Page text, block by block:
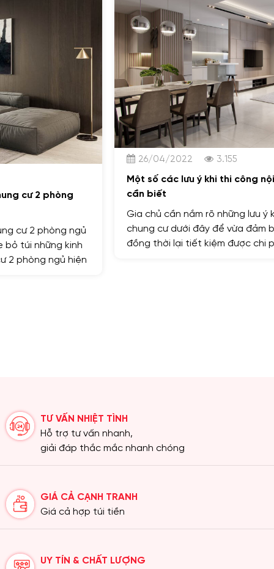
26/04/2022 3.155
Một số các lưu ý khi thi công nội thất chung cư bạn
cần biết
Gia chủ cần nắm rõ những lưu ý khi thi công nội thất
chung cư dưới đây để vừa đảm bảo yếu tố thẩm mỹ,
đồng thời lại tiết kiệm được chi phí đầu tư. Tham
khảo ngay trong bài viết
TƯ VẤN NHIỆT TÌNH
Hỗ trợ tư vấn nhanh,
giải đáp thắc mắc nhanh chóng
GIÁ CẢ CẠNH TRANH
Giá cả hợp túi tiền
UY TÍN & CHẤT LƯỢNG